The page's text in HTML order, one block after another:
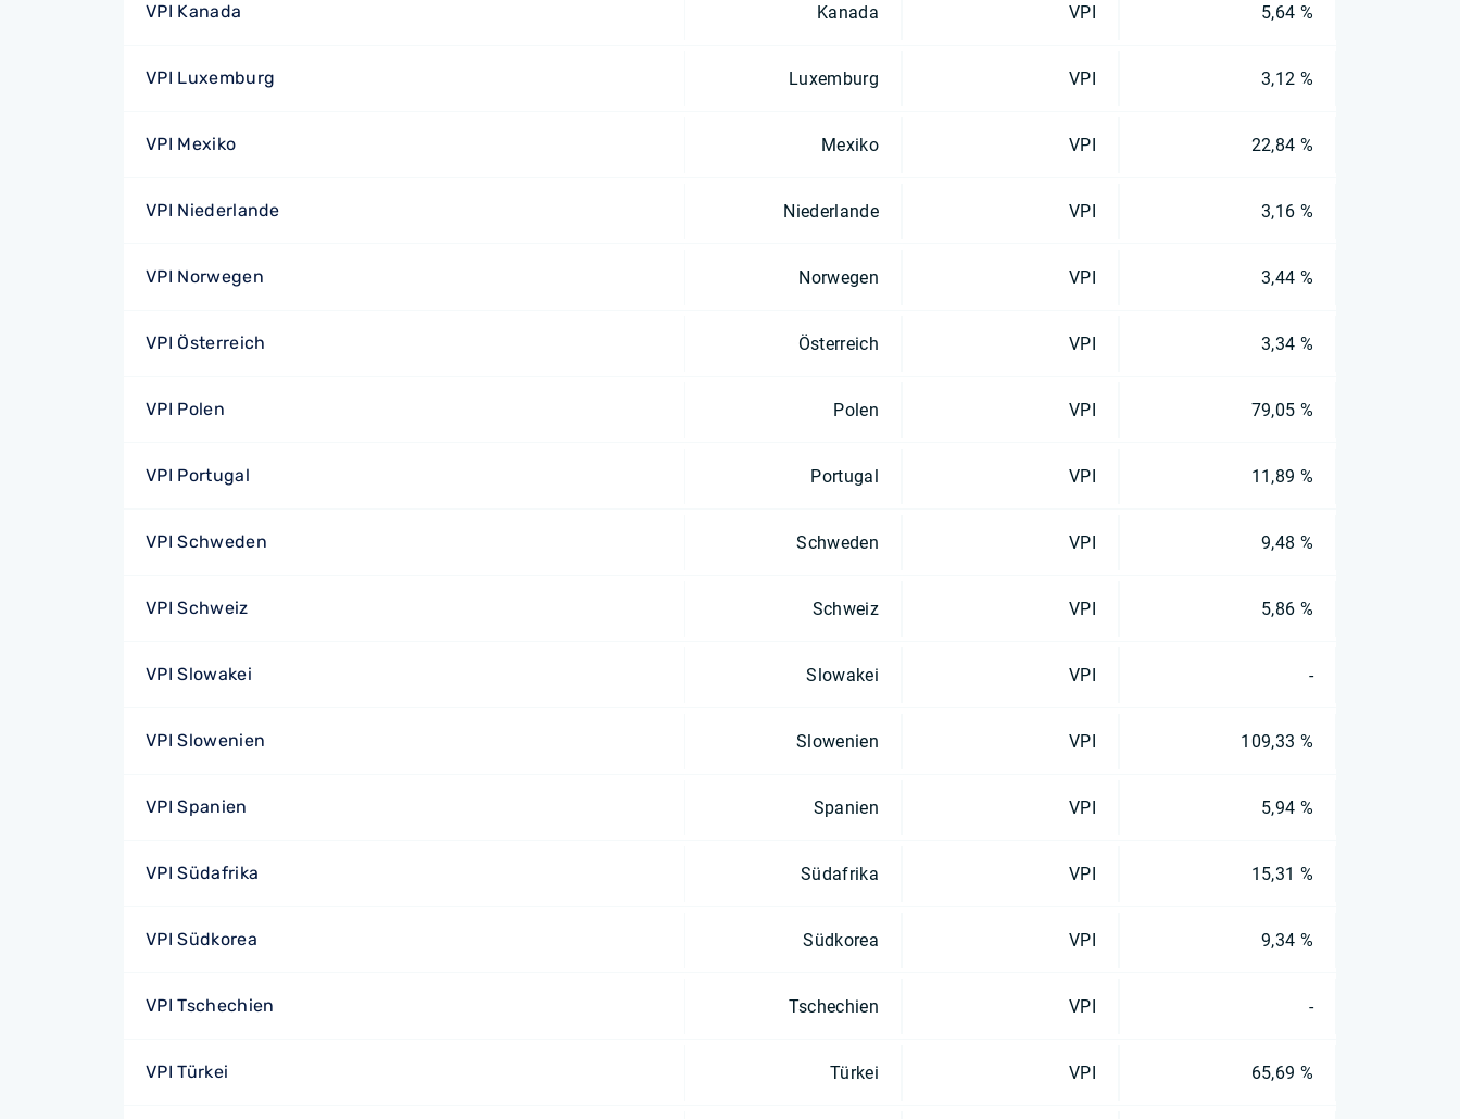
VPI Kanada Kanada VPI 5,64 %
VPI Luxemburg Luxemburg VPI 3,12 %
VPI Mexiko Mexiko VPI 22,84 %
VPI Niederlande Niederlande VPI 3,16 %
VPI Norwegen Norwegen VPI 3,44 %
VPI Österreich Österreich VPI 3,34 %
VPI Polen Polen VPI 79,05 %
VPI Portugal Portugal VPI 11,89 %
VPI Schweden Schweden VPI 9,48 %
VPI Schweiz Schweiz VPI 5,86 %
VPI Slowakei Slowakei VPI -
VPI Slowenien Slowenien VPI 109,33 %
VPI Spanien Spanien VPI 5,94 %
VPI Südafrika Südafrika VPI 15,31 %
VPI Südkorea Südkorea VPI 9,34 %
VPI Tschechien Tschechien VPI -
VPI Türkei Türkei VPI 65,69 %